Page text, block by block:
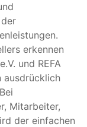
erkennen
und REFA
ausdrücklich
Mitarbeiter,
der einfachen